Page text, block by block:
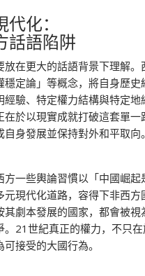
化：
話語陷阱
放在更大的話語背景下理解
穩定論」等概念，將自身歷
經驗、特定權力結構與特定
在於以現實成就打破這套單
自身發展並保持對外和平取
方一些輿論習慣以「中國崛
元現代化道路，容得下非西
其劇本發展的國家，都會被
。21世紀真正的權力，不只
接受的大國行為。